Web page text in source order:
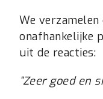
We
onafhankelijke
uit de reacties:
”Zeer goed en